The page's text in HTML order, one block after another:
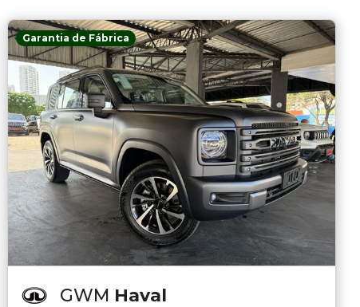
Garantia de Fábrica
GWM Haval